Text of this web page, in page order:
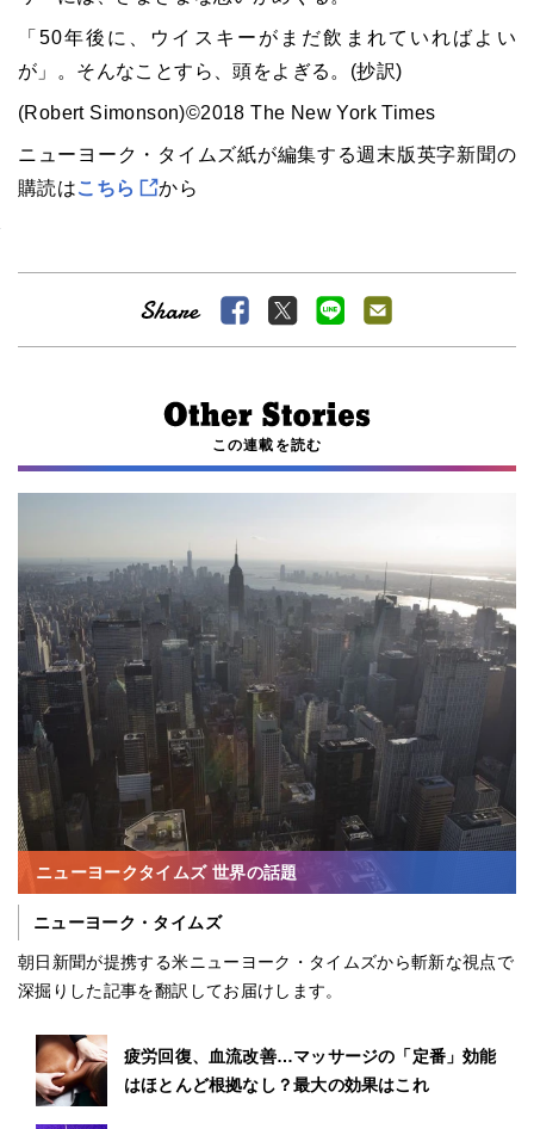
「50年後に、ウイスキーがまだ飲まれていればよい
が」。そんなことすら、頭をよぎる。(抄訳)
(Robert Simonson)©2018 The New York Times
ニューヨーク・タイムズ紙が編集する週末版英字新聞の
購読はこちら から
この連載を読む
ニューヨークタイムズ 世界の話題
ニューヨーク・タイムズ
朝日新聞が提携する米ニューヨーク・タイムズから斬新な視点で
深掘りした記事を翻訳してお届けします。
疲労回復、血流改善…マッサージの「定番」効能
はほとんど根拠なし？最大の効果はこれ